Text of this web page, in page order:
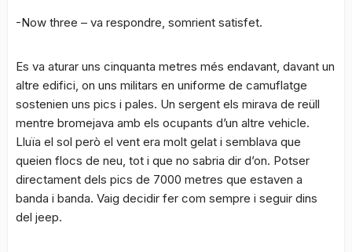
-Now three – va respondre, somrient satisfet.
Es va aturar uns cinquanta metres més endavant, davant un
altre edifici, on uns militars en uniforme de camuflatge
sostenien uns pics i pales. Un sergent els mirava de reüll
mentre bromejava amb els ocupants d’un altre vehicle.
Lluïa el sol però el vent era molt gelat i semblava que
queien flocs de neu, tot i que no sabria dir d’on. Potser
directament dels pics de 7000 metres que estaven a
banda i banda. Vaig decidir fer com sempre i seguir dins
del jeep.